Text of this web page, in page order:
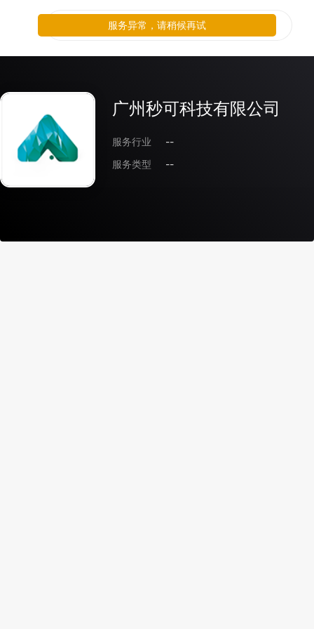
广州秒可科技有限公司
服务行业
--
服务类型
--
服务异常，请稍候再试